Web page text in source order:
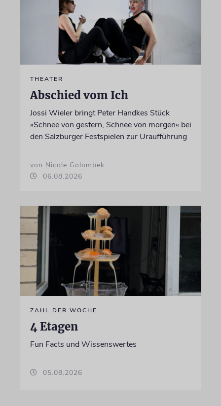
THEATER
Abschied vom Ich
Jossi Wieler bringt Peter Handkes Stück
»Schnee von gestern, Schnee von morgen« bei
den Salzburger Festspielen zur Uraufführung
von Nicole Golombek
06.08.2026
ZAHL DER WOCHE
4 Etagen
Fun Facts und Wissenswertes
05.08.2026